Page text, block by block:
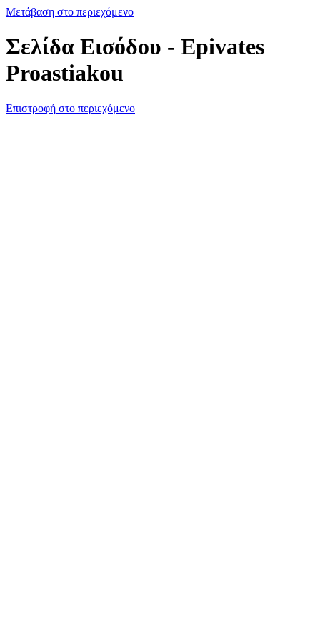
Μετάβαση στο περιεχόμενο
Σελίδα Εισόδου - Epivates
Proastiakou
Επιστροφή στο περιεχόμενο